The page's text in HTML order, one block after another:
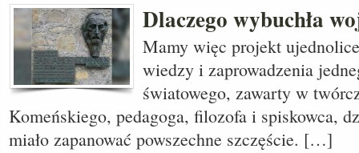
Dlaczego wybuchła
Mamy więc projekt
wiedzy i zaprowadzenia
światowego, zawarty w
Komeńskiego, pedagoga, filozofa i spiskowca,
miało zapanować powszechne szczęście. […]